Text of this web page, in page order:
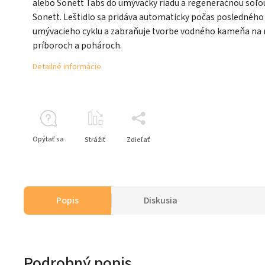
alebo Sonett Tabs do umývačky riadu a regeneračnou
Sonett. Leštidlo sa pridáva automaticky počas posledného
umývacieho cyklu a zabraňuje tvorbe vodného kameňa na
príboroch a pohároch.
Detailné informácie
Opýtať sa Strážiť Zdieľať
Popis Diskusia